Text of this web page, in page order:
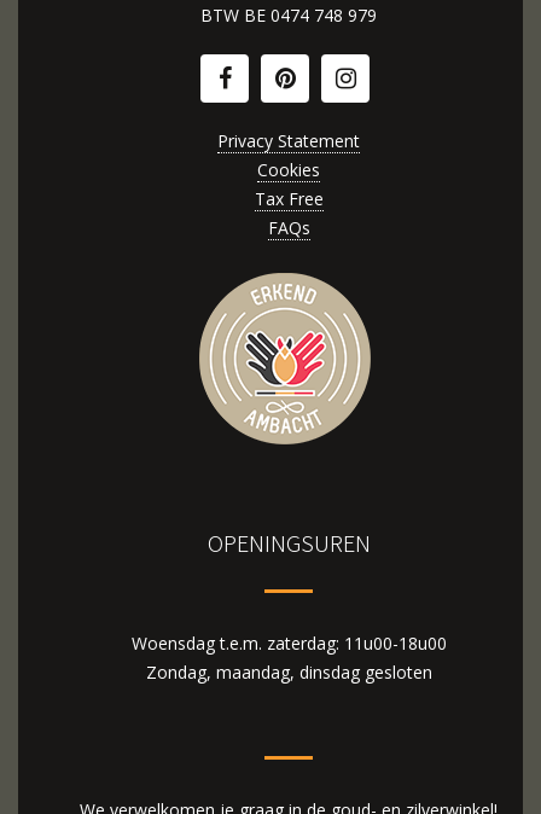
BTW BE 0474 748 979
Privacy Statement
Cookies
Tax Free
FAQs
OPENINGSUREN
Woensdag t.e.m. zaterdag: 11u00-18u00
Zondag, maandag, dinsdag gesloten